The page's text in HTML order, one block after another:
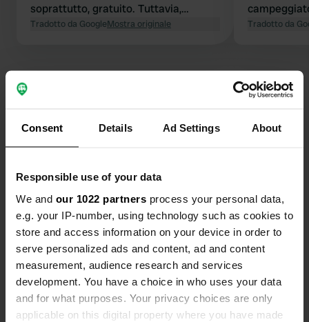
Consent Details Ad Settings About
Responsible use of your data
We and our 1022 partners process your personal data,
e.g. your IP-number, using technology such as cookies to
store and access information on your device in order to
serve personalized ads and content, ad and content
measurement, audience research and services
development. You have a choice in who uses your data
and for what purposes. Your privacy choices are only
applicable on this digital property where you have made
soprattutto, gratuito. Tuttavia,
abbiamo percorso altri 20 km in auto
Tradotto da GoogleMostra originale
un punto di
e tanto
visto
Tradotto da
Contatto
Linders väg
740 45, Heby kommun, Svezia
Coordinate
60° 9' 10" N 16° 56' 44" E
60.15281254 16.94562248
Copia
Codice sito